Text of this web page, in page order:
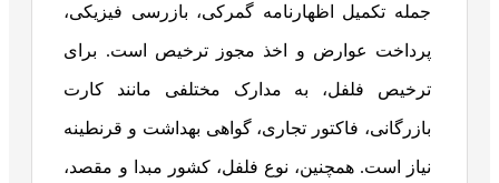
جمله تکمیل اظهارنامه گمرکی، بازرسی فیزیکی،
پرداخت عوارض و اخذ مجوز ترخیص است. برای
ترخیص فلفل، به مدارک مختلفی مانند کارت
بازرگانی، فاکتور تجاری، گواهی بهداشت و قرنطینه
نیاز است. همچنین، نوع فلفل، کشور مبدا و مقصد،